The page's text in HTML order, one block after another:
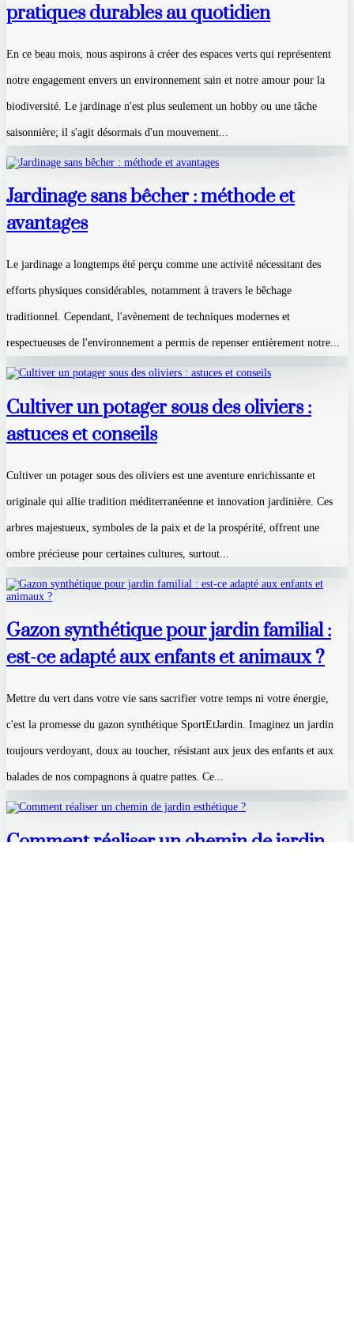
pratiques durables au quotidien
En ce beau mois, nous aspirons à créer des espaces verts qui représentent
notre engagement envers un environnement sain et notre amour pour la
biodiversité. Le jardinage n'est plus seulement un hobby ou une tâche
saisonnière; il s'agit désormais d'un mouvement...
Jardinage sans bêcher : méthode et
avantages
Le jardinage a longtemps été perçu comme une activité nécessitant des
efforts physiques considérables, notamment à travers le bêchage
traditionnel. Cependant, l'avènement de techniques modernes et
respectueuses de l'environnement a permis de repenser entièrement notre...
Cultiver un potager sous des oliviers :
astuces et conseils
Cultiver un potager sous des oliviers est une aventure enrichissante et
originale qui allie tradition méditerranéenne et innovation jardinière. Ces
arbres majestueux, symboles de la paix et de la prospérité, offrent une
ombre précieuse pour certaines cultures, surtout...
Gazon synthétique pour jardin familial :
est-ce adapté aux enfants et animaux ?
Mettre du vert dans votre vie sans sacrifier votre temps ni votre énergie,
c'est la promesse du gazon synthétique SportEtJardin. Imaginez un jardin
toujours verdoyant, doux au toucher, résistant aux jeux des enfants et aux
balades de nos compagnons à quatre pattes. Ce...
Comment réaliser un chemin de jardin